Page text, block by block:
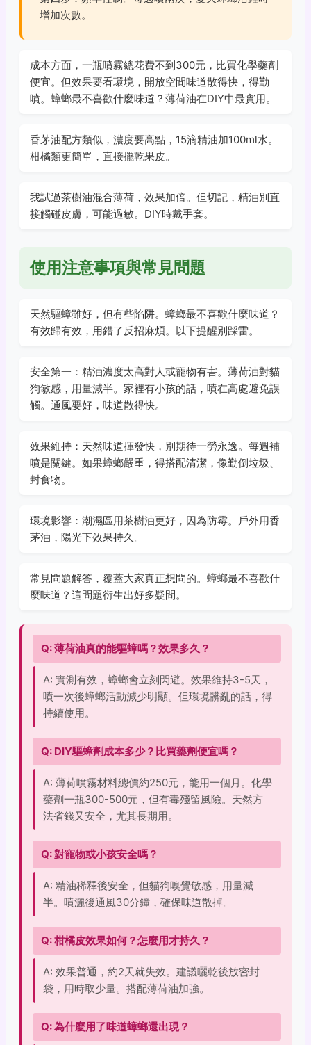
增加次數。
成本方面，一瓶噴霧總花費不到300元，比買化學藥劑
便宜。但效果要看環境，開放空間味道散得快，得勤
噴。蟑螂最不喜歡什麼味道？薄荷油在DIY中最實用。
香茅油配方類似，濃度要高點，15滴精油加100ml水。
柑橘類更簡單，直接擺乾果皮。
我試過茶樹油混合薄荷，效果加倍。但切記，精油別直
接觸碰皮膚，可能過敏。DIY時戴手套。
使用注意事項與常見問題
天然驅蟑雖好，但有些陷阱。蟑螂最不喜歡什麼味道？
有效歸有效，用錯了反招麻煩。以下提醒別踩雷。
安全第一：精油濃度太高對人或寵物有害。薄荷油對貓
狗敏感，用量減半。家裡有小孩的話，噴在高處避免誤
觸。通風要好，味道散得快。
效果維持：天然味道揮發快，別期待一勞永逸。每週補
噴是關鍵。如果蟑螂嚴重，得搭配清潔，像勤倒垃圾、
封食物。
環境影響：潮濕區用茶樹油更好，因為防霉。戶外用香
茅油，陽光下效果持久。
常見問題解答，覆蓋大家真正想問的。蟑螂最不喜歡什
麼味道？這問題衍生出好多疑問。
Q: 薄荷油真的能驅蟑嗎？效果多久？
A: 實測有效，蟑螂會立刻閃避。效果維持3-5天，
噴一次後蟑螂活動減少明顯。但環境髒亂的話，得
持續使用。
Q: DIY驅蟑劑成本多少？比買藥劑便宜嗎？
A: 薄荷噴霧材料總價約250元，能用一個月。化學
藥劑一瓶300-500元，但有毒殘留風險。天然方
法省錢又安全，尤其長期用。
Q: 對寵物或小孩安全嗎？
A: 精油稀釋後安全，但貓狗嗅覺敏感，用量減
半。噴灑後通風30分鐘，確保味道散掉。
Q: 柑橘皮效果如何？怎麼用才持久？
A: 效果普通，約2天就失效。建議曬乾後放密封
袋，用時取少量。搭配薄荷油加強。
Q: 為什麼用了味道蟑螂還出現？